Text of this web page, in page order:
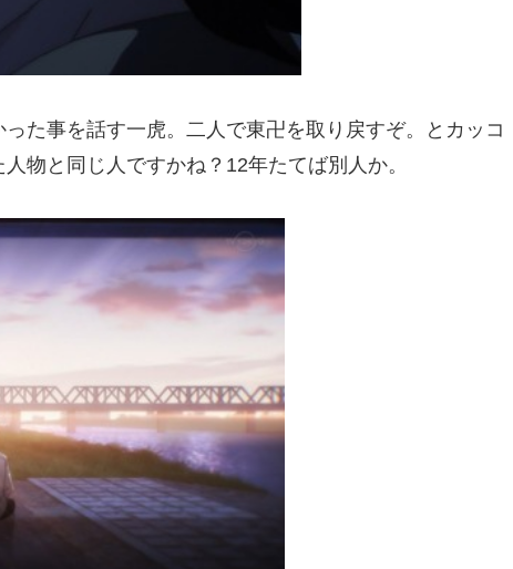
た事を話す一虎。二人で東卍を取り戻すぞ。とカッコ
物と同じ人ですかね？12年たてば別人か。